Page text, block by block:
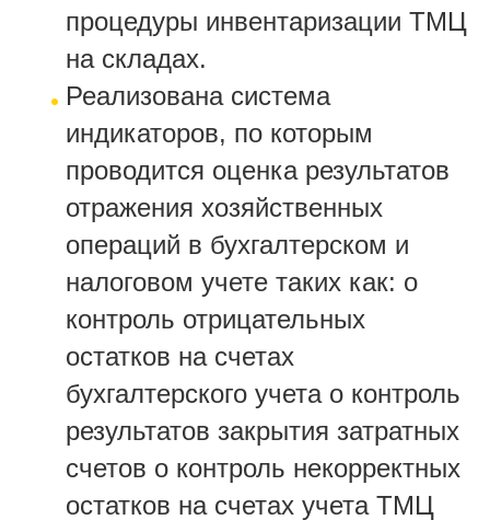
процедуры инвентаризации ТМЦ
на складах.
Реализована система
индикаторов, по которым
проводится оценка результатов
отражения хозяйственных
операций в бухгалтерском и
налоговом учете таких как: o
контроль отрицательных
остатков на счетах
бухгалтерского учета o контроль
результатов закрытия затратных
счетов o контроль некорректных
остатков на счетах учета ТМЦ